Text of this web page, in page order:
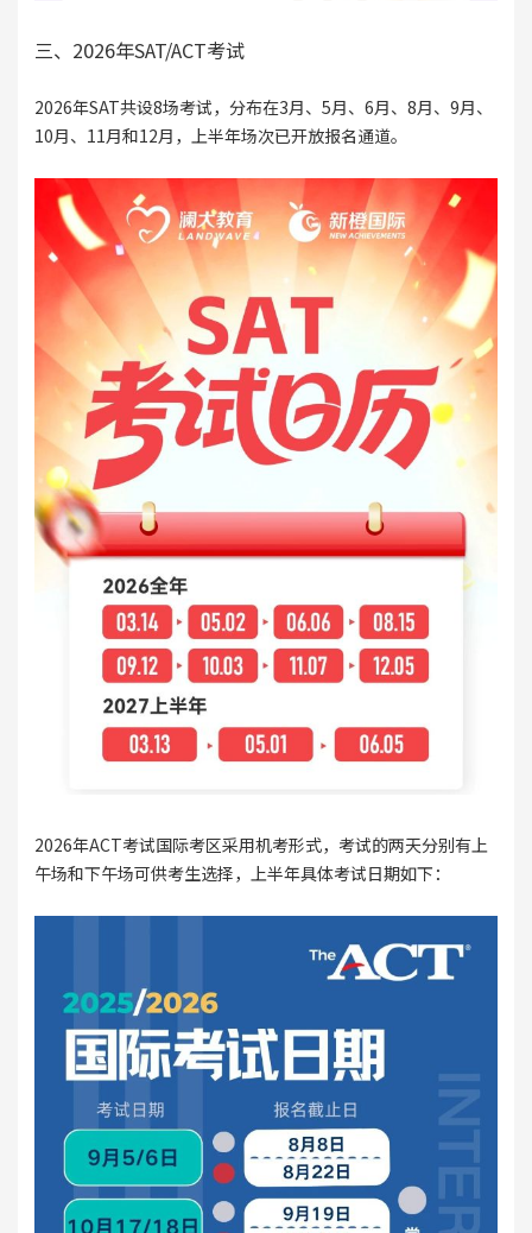
三、2026年SAT/ACT考试
2026年SAT共设8场考试，分布在3月、5月、6月、8月、9月、
10月、11月和12月，上半年场次已开放报名通道。
2026年ACT考试国际考区采用机考形式，考试的两天分别有上
午场和下午场可供考生选择，上半年具体考试日期如下：